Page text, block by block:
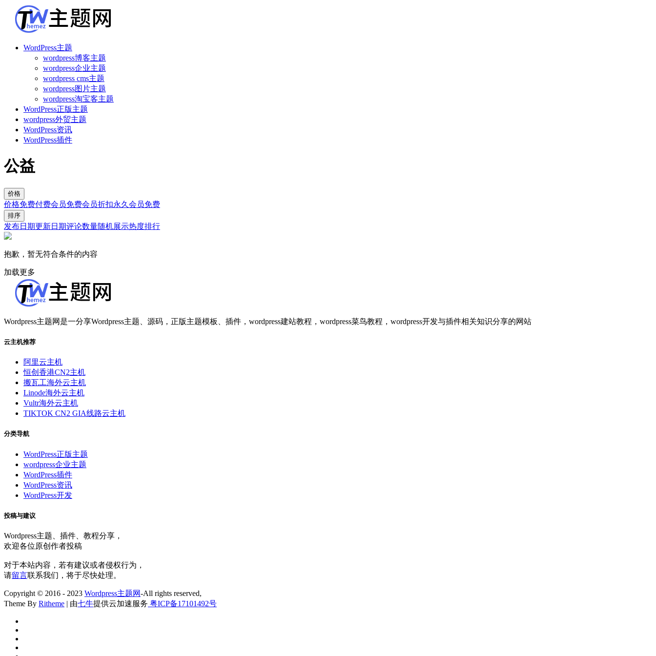
WordPress主题
wordpress博客主题
wordpress企业主题
wordpress cms主题
wordpress图片主题
wordpress淘宝客主题
WordPress正版主题
wordpress外贸主题
WordPress资讯
WordPress插件
公益
价格
价格免费付费会员免费会员折扣永久会员免费
排序
发布日期更新日期评论数量随机展示热度排行
抱歉，暂无符合条件的内容
加载更多
Wordpress主题网是一分享Wordpress主题、源码，正版主题模板、插件，wordpress建站教程，wordpress菜鸟教程，wordpress开发与插件相关知识分享的网站
云主机推荐
阿里云主机
恒创香港CN2主机
搬瓦工海外云主机
Linode海外云主机
Vultr海外云主机
TIKTOK CN2 GIA线路云主机
分类导航
WordPress正版主题
wordpress企业主题
WordPress插件
WordPress资讯
WordPress开发
投稿与建议
Wordpress主题、插件、教程分享，
欢迎各位原创作者投稿
对于本站内容，若有建议或者侵权行为，
请留言联系我们，将于尽快处理。
Copyright © 2016 - 2023 Wordpress主题网-All rights reserved,
Theme By Ritheme | 由七牛提供云加速服务 粤ICP备17101492号